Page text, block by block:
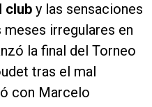
club y las sensaciones
irregulares en
la final del Torneo
tras el mal
con Marcelo